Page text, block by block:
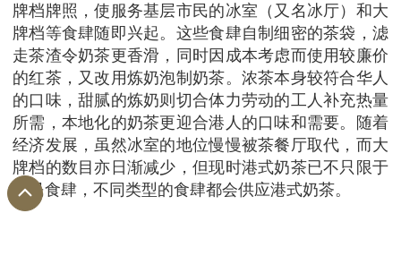
牌档牌照，使服务基层市民的冰室（又名冰厅）和大
牌档等食肆随即兴起。这些食肆自制细密的茶袋，滤
走茶渣令奶茶更香滑，同时因成本考虑而使用较廉价
的红茶，又改用炼奶泡制奶茶。浓茶本身较符合华人
的口味，甜腻的炼奶则切合体力劳动的工人补充热量
所需，本地化的奶茶更迎合港人的口味和需要。随着
经济发展，虽然冰室的地位慢慢被茶餐厅取代，而大
牌档的数目亦日渐减少，但现时港式奶茶已不只限于
平民食肆，不同类型的食肆都会供应港式奶茶。